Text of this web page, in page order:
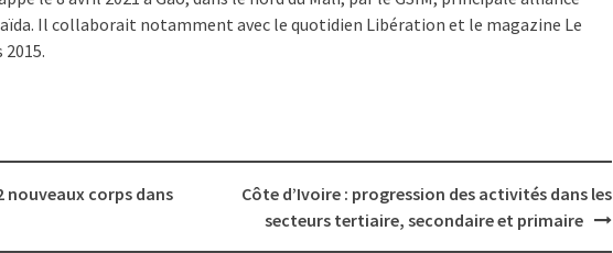
Il collaborait notamment avec le quotidien Libération et le magazine Le
nouveaux corps dans
Côte d’Ivoire : progression des activités dans les
secteurs tertiaire, secondaire et primaire